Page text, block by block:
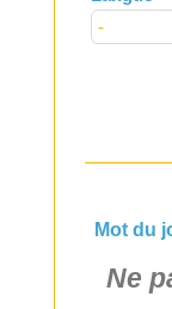
Mot du
Ne